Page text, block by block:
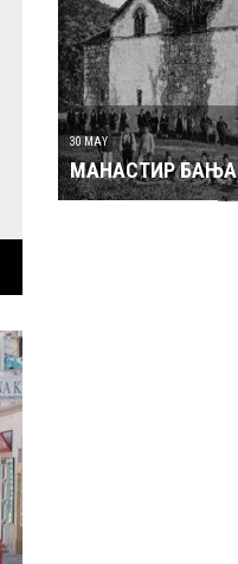
30 MAY
МАНАСТИР БАЊА